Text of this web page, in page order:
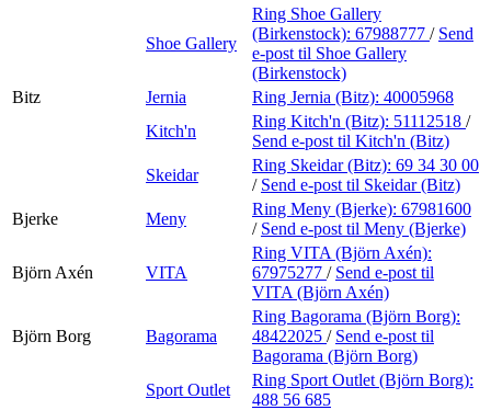
Shoe Gallery
Ring Shoe Gallery
(Birkenstock): 67988777 / Send
e-post til Shoe Gallery
(Birkenstock)
Bitz
Jernia Ring Jernia (Bitz): 40005968
Kitch'n
Ring Kitch'n (Bitz): 51112518 /
Send e-post til Kitch'n (Bitz)
Skeidar
Ring Skeidar (Bitz): 69 34 30 00
/ Send e-post til Skeidar (Bitz)
Bjerke
Meny
Ring Meny (Bjerke): 67981600
/ Send e-post til Meny (Bjerke)
Björn Axén VITA
Ring VITA (Björn Axén):
67975277 / Send e-post til
VITA (Björn Axén)
Björn Borg Bagorama
Ring Bagorama (Björn Borg):
48422025 / Send e-post til
Bagorama (Björn Borg)
Sport Outlet
Ring Sport Outlet (Björn Borg):
488 56 685